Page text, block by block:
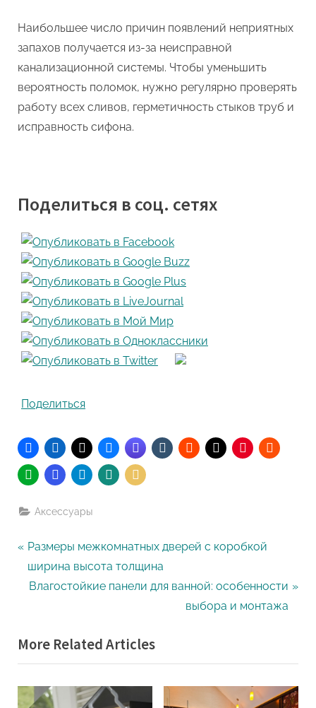
Наибольшее число причин появлений неприятных
запахов получается из-за неисправной
канализационной системы. Чтобы уменьшить
вероятность поломок, нужно регулярно проверять
работу всех сливов, герметичность стыков труб и
исправность сифона.
Поделиться в соц. сетях
Поделиться
Аксессуары
Навигация
по
P
r
e
o
u
s
P
Размеры межкомнатных дверей с коробкой
ширина высота толщина
N
t
P
o
s
Влагостойкие панели для ванной: особенности
выбора и монтажа
More Related Articles